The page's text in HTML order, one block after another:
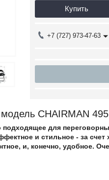
Купить
+7 (727) 973-47-63
CHAIRMAN 495
для
и стильное - за
и, конечно, удобное.